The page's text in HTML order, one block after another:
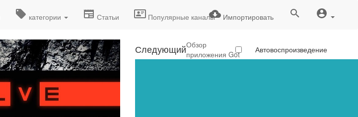
Импортировать
категории Статьи Популярные каналы
Следующий Автовоспроизведение
Обзор
приложения Got